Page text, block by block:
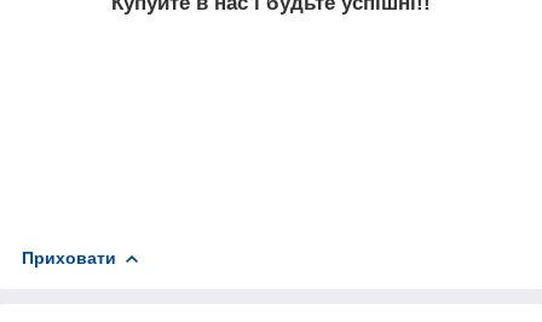
Приховати